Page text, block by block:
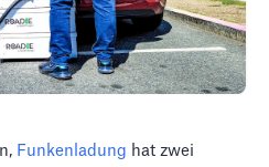
Funkenladung hat zwei